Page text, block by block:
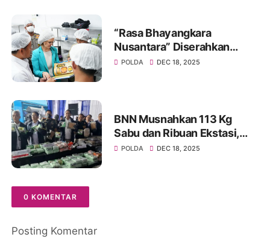
“Rasa Bhayangkara
Nusantara” Diserahkan
kepada Delegasi Prancis,
Pengetahuan
POLDA DEC 18, 2025
BNN Musnahkan 113 Kg
Sabu dan Ribuan Ekstasi,
Selamatkan 690 Ribu Jiwa
POLDA DEC 18, 2025
0 KOMENTAR
Posting Komentar